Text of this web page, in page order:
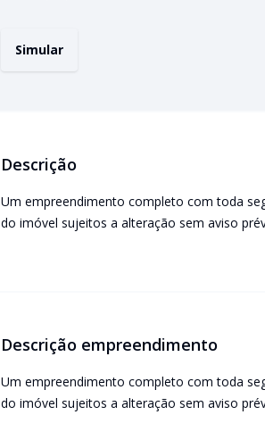
Simular
Descrição
Um empreendimento completo com toda
do imóvel sujeitos a alteração sem aviso
Descrição empreendimento
Um empreendimento completo com toda
do imóvel sujeitos a alteração sem aviso